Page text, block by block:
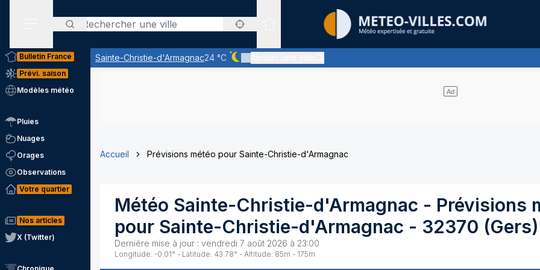
Rechercher
Sites expertis&eacute;s
Sainte-Christie-d'Armagnac24 °C
Ciel dégagé - quasiment pas de nuages
Bulletin France
Prévi. saison
Modèles météo
Pluies
Nuages
Orages
Observations
Votre quartier
Nos articles
X (Twitter)
Accueil Prévisions météo pour Sainte-Christie-d'Armagnac
Météo Sainte-Christie-d'Armagnac - Prévisions
pour Sainte-Christie-d'Armagnac - 32370 (Gers)
Dernière mise à jour : vendredi 7 août 2026 à 23:00
Longitude: -0.01° - Latitude: 43.78° - Altitude: 85m - 175m